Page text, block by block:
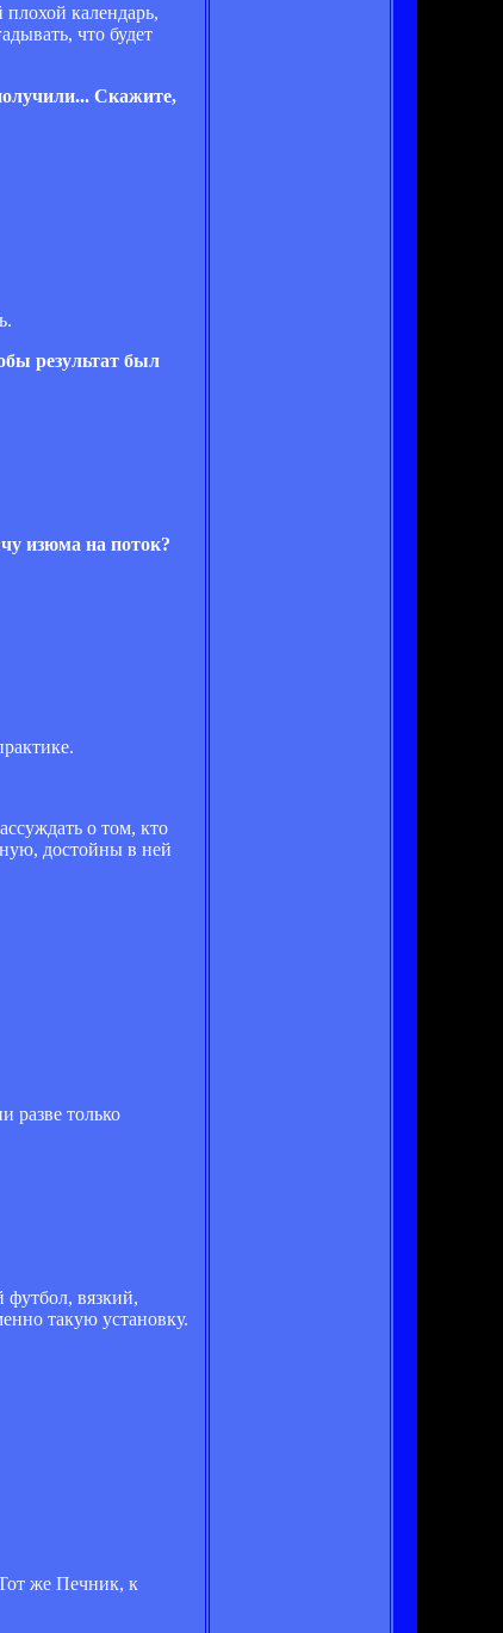
календарь,
что будет
Скажите,
результат был
изюма на поток?
о том, кто
достойны в ней
разве только
футбол, вязкий,
такую установку.
же Печник, к